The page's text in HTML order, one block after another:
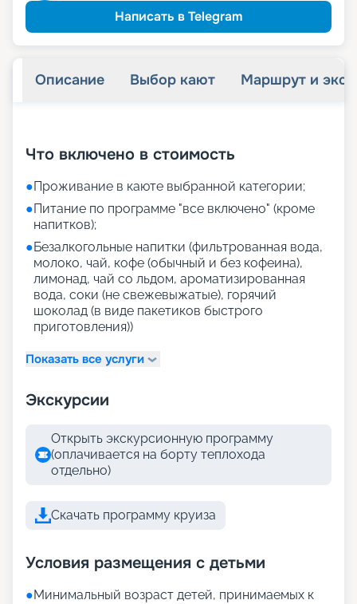
Написать в Telegram
Описание Выбор кают Маршрут и
Что включено в стоимость
●Проживание в каюте выбранной категории;
●Питание по программе "все включено" (кроме
напитков);
●Безалкогольные напитки (фильтрованная вода,
молоко, чай, кофе (обычный и без кофеина),
лимонад, чай со льдом, ароматизированная
вода, соки (не свежевыжатые), горячий
шоколад (в виде пакетиков быстрого
приготовления))
Показать все услуги
Экскурсии
Открыть экскурсионную программу
(оплачивается на борту теплохода
отдельно)
Скачать программу круиза
Условия размещения с детьми
●Минимальный возраст детей, принимаемых к